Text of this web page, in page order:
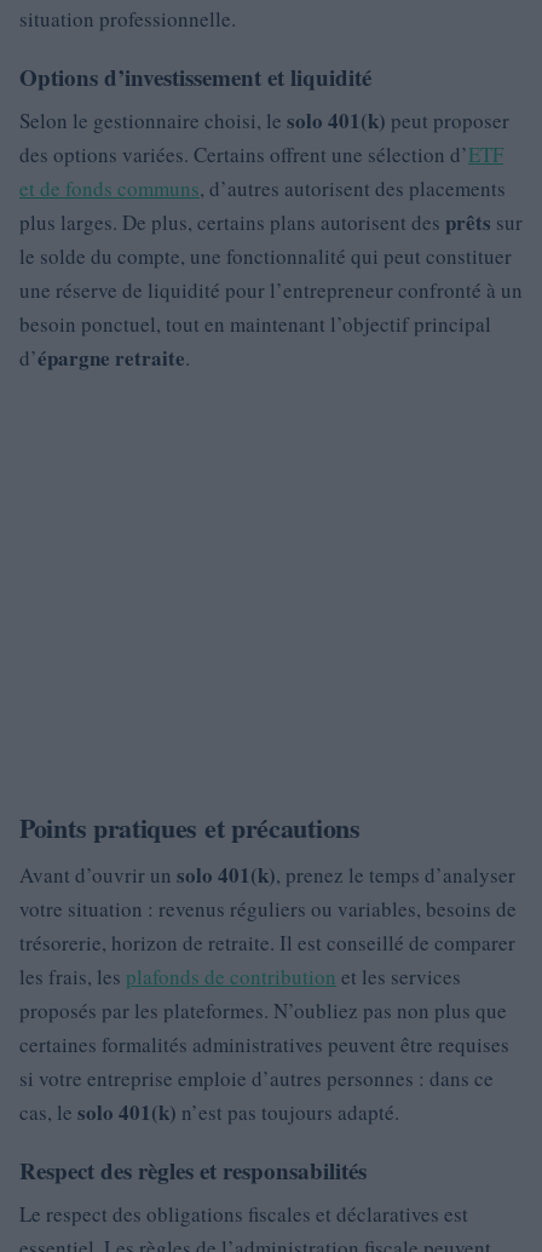
situation professionnelle.
Options d’investissement et liquidité
Selon le gestionnaire choisi, le solo 401(k) peut proposer
des options variées. Certains offrent une sélection d’ETF
et de fonds communs, d’autres autorisent des placements
plus larges. De plus, certains plans autorisent des prêts sur
le solde du compte, une fonctionnalité qui peut constituer
une réserve de liquidité pour l’entrepreneur confronté à un
besoin ponctuel, tout en maintenant l’objectif principal
d’épargne retraite.
Points pratiques et précautions
Avant d’ouvrir un solo 401(k), prenez le temps d’analyser
votre situation : revenus réguliers ou variables, besoins de
trésorerie, horizon de retraite. Il est conseillé de comparer
les frais, les plafonds de contribution et les services
proposés par les plateformes. N’oubliez pas non plus que
certaines formalités administratives peuvent être requises
si votre entreprise emploie d’autres personnes : dans ce
cas, le solo 401(k) n’est pas toujours adapté.
Respect des règles et responsabilités
Le respect des obligations fiscales et déclaratives est